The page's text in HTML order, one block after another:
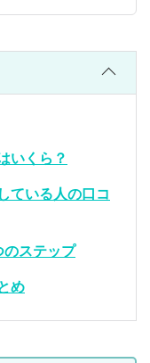
いくら？
ている人の口コ
ステップ
め